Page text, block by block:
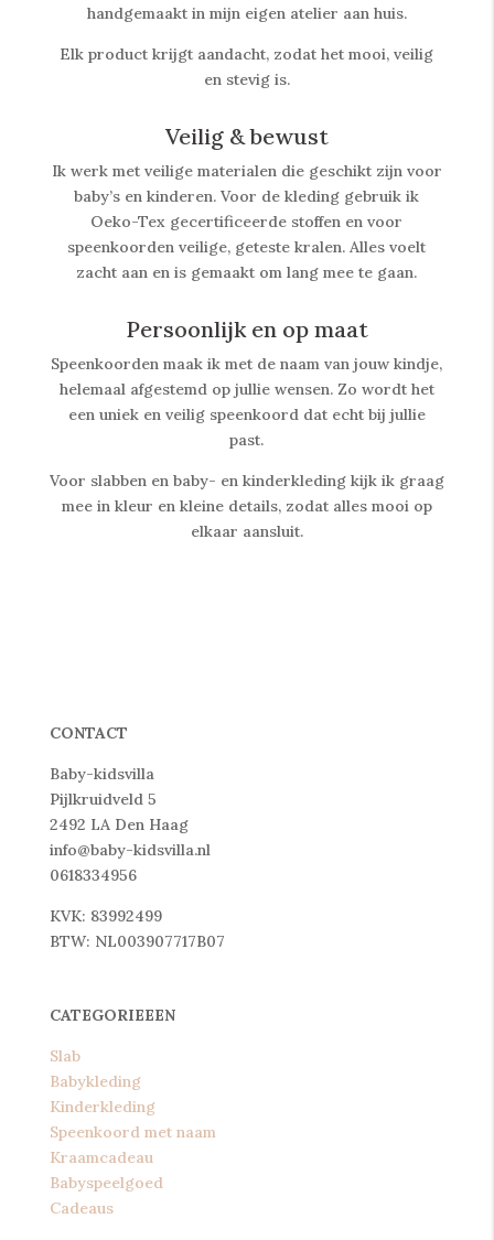
handgemaakt in mijn eigen atelier aan huis.
Elk product krijgt aandacht, zodat het mooi, veilig
en stevig is.
Veilig & bewust
Ik werk met veilige materialen die geschikt zijn voor
baby’s en kinderen. Voor de kleding gebruik ik
Oeko-Tex gecertificeerde stoffen en voor
speenkoorden veilige, geteste kralen. Alles voelt
zacht aan en is gemaakt om lang mee te gaan.
Persoonlijk en op maat
Speenkoorden maak ik met de naam van jouw kindje,
helemaal afgestemd op jullie wensen. Zo wordt het
een uniek en veilig speenkoord dat echt bij jullie
past.
Voor slabben en baby- en kinderkleding kijk ik graag
mee in kleur en kleine details, zodat alles mooi op
elkaar aansluit.
CONTACT
Baby-kidsvilla
Pijlkruidveld 5
2492 LA Den Haag
info@baby-kidsvilla.nl
0618334956
KVK: 83992499
BTW: NL003907717B07
CATEGORIEEEN
Slab
Babykleding
Kinderkleding
Speenkoord met naam
Kraamcadeau
Babyspeelgoed
Cadeaus